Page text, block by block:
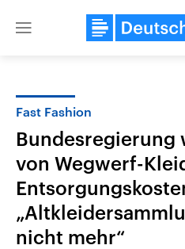
Close
Fast Fashion
Bundesregierung
von Wegwerf-
nicht mehr“